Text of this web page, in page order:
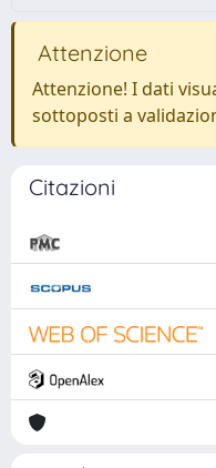
Attenzione
Attenzione! I dati
sottoposti a
Citazioni